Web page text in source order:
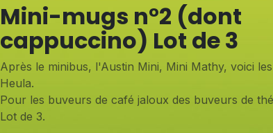
Mini-mugs n°2 (dont
cappuccino) Lot de 3
Après le minibus, l'Austin Mini, Mini Mathy, voici
Heula.
Pour les buveurs de café jaloux des buveurs de
Lot de 3.